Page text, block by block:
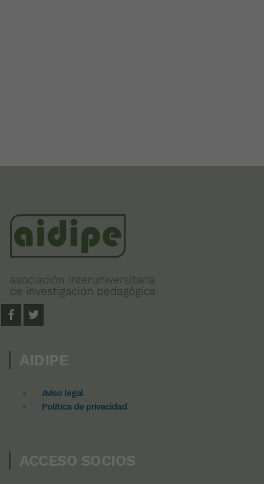
AIDIPE
Aviso legal
Política de privacidad
ACCESO SOCIOS